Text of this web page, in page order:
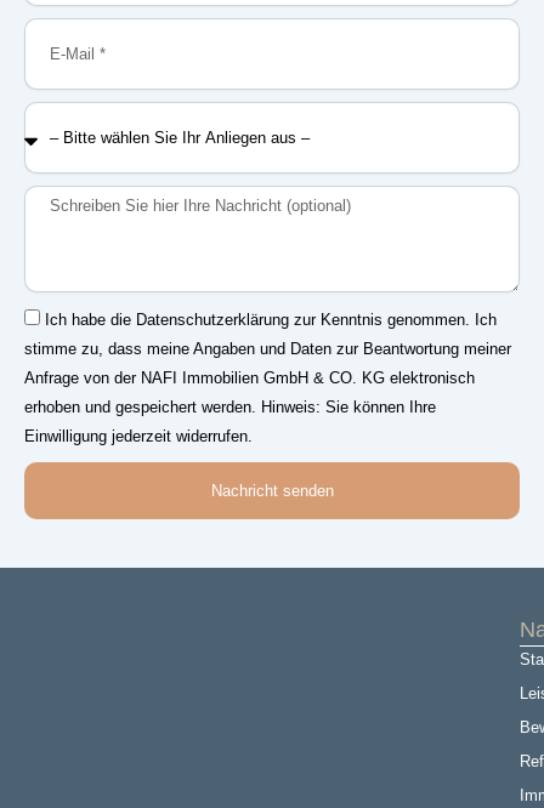
E-
Mail
–
Bitte
Sie
Ihr
Nachricht
Einwilligung
Ich habe die Datenschutzerklärung zur Kenntnis genommen. Ich
stimme zu, dass meine Angaben und Daten zur Beantwortung meiner
Anfrage von der NAFI Immobilien GmbH & CO. KG elektronisch
erhoben und gespeichert werden. Hinweis: Sie können Ihre
Einwilligung jederzeit widerrufen.
Nachricht senden